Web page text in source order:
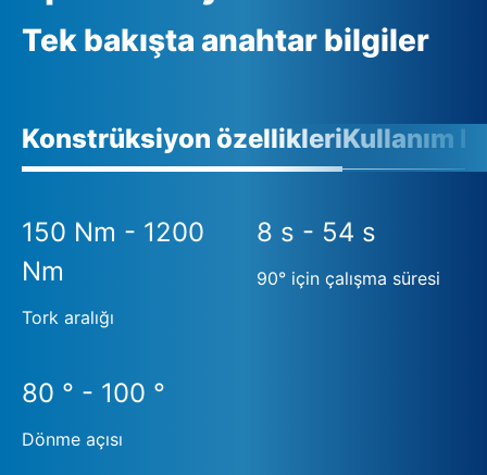
Tek bakışta anahtar bilgiler
Konstrüksiyon özellikleriKullanım
150 Nm - 1200
Nm
Tork aralığı
8 s - 54 s
90° için çalışma süresi
80 ° - 100 °
Dönme açısı